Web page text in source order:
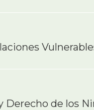
Derecho de los